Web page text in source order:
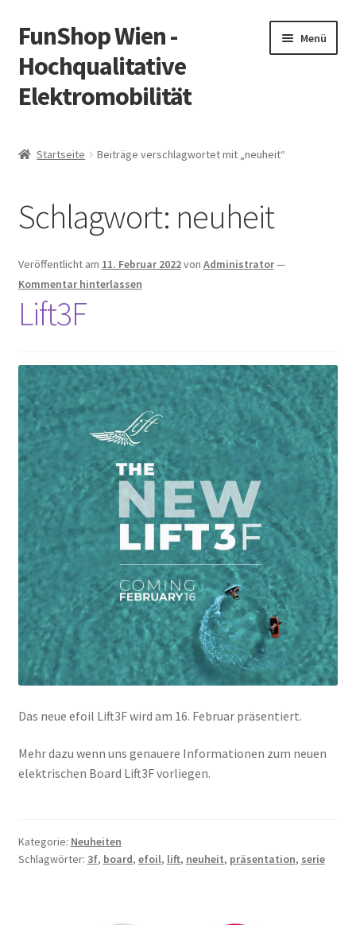
Zur
Navigation
springen
Zum
Inhalt
springen
FunShop Wien -
Hochqualitative
Elektromobilität
Menü
Vorsicht Internetbetrug
Über FunShop
Impressum
Startseite Beiträge verschlagwortet mit „neuheit“
Schlagwort: neuheit
Veröffentlicht am 11. Februar 2022von Administrator—
Kommentar hinterlassen
Lift3F
Das neue efoil Lift3F wird am 16. Februar präsentiert.
Mehr dazu wenn uns genauere Informationen zum neuen
elektrischen Board Lift3F vorliegen.
Kategorie: Neuheiten
Schlagwörter: 3f, board, efoil, lift, neuheit, präsentation, serie